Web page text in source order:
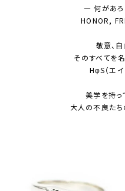
— 何があろ
HONOR,
敬意、自
そのすべてを
HφS（エイ
美学を持っ
大人の不良たち